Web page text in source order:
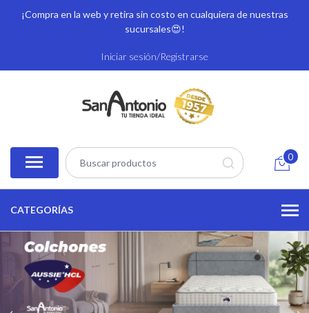
¡Compra en la web y retira sin costo en cualquiera de nuestras
sucursales😍!
Iniciar sesión/Registrarse
0
CATEGORÍAS